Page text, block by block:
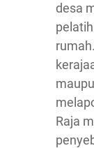
desa
Raja